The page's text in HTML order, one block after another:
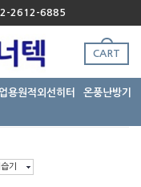
2612-6885
CART
용원적외선히터
온풍난방기
기